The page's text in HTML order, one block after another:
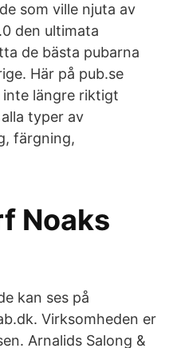
som ville njuta av
den ultimata
de bästa pubarna
Här på pub.se
inte längre riktigt
typer av
färgning,
Noaks
kan ses på
Virksomheden er
Arnalids Salong &